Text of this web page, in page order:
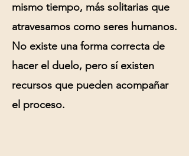
mismo tiempo, más solitarias que
atravesamos como seres humanos.
No existe una forma correcta de
hacer el duelo, pero sí existen
recursos que pueden acompañar
el proceso.